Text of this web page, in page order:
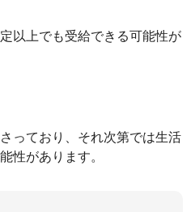
以上でも受給できる可能性が
っており、それ次第では生活
性があります。